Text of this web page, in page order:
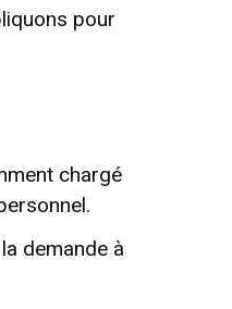
pour
chargé
demande à